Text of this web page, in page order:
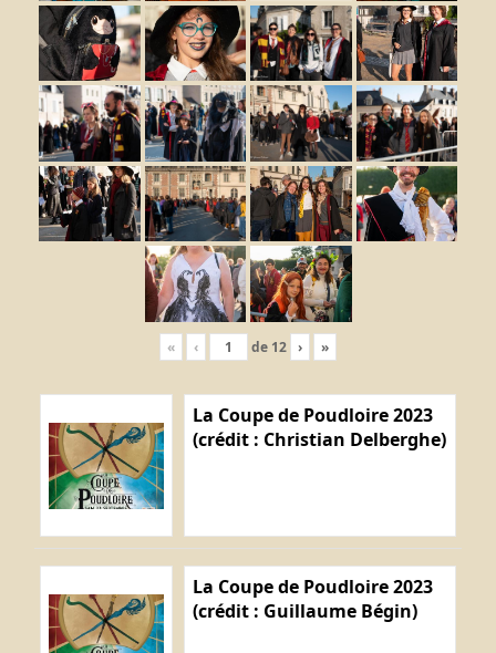
« ‹ de 12 › »
La Coupe de Poudloire 2023
(crédit : Christian Delberghe)
La Coupe de Poudloire 2023
(crédit : Guillaume Bégin)